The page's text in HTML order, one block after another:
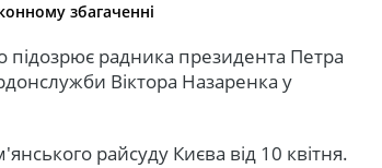
збагаченні
радника президента Петра
Віктора Назаренка у
райсуду Києва від 10 квітня.